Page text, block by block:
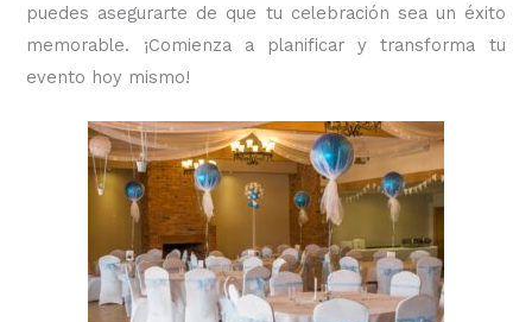
puedes asegurarte de que tu celebración sea un éxito
memorable. ¡Comienza a planificar y transforma tu
evento hoy mismo!